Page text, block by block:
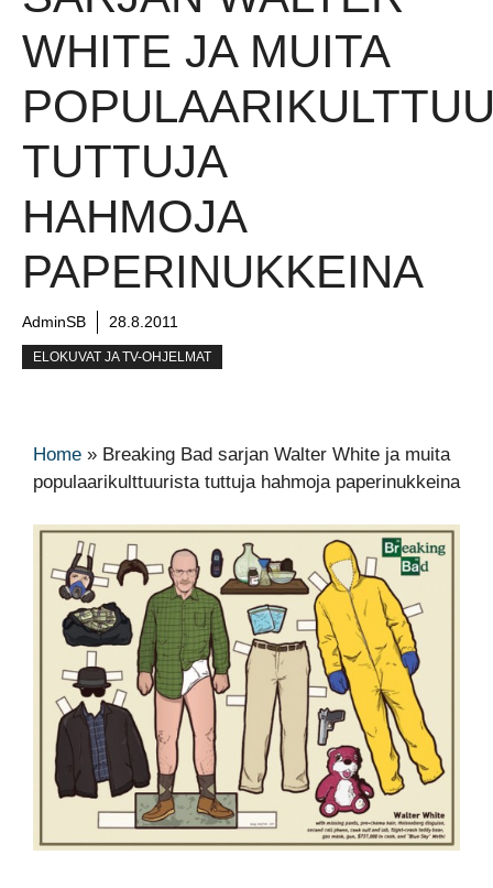
WHITE JA MUITA
TUTTUJA
HAHMOJA
PAPERINUKKEINA
AdminSB 28.8.2011
ELOKUVAT JA TV-OHJELMAT
Home » Breaking Bad sarjan Walter White ja muita
populaarikulttuurista tuttuja hahmoja paperinukkeina